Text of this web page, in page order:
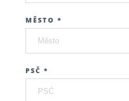
MĚSTO *
PSČ *